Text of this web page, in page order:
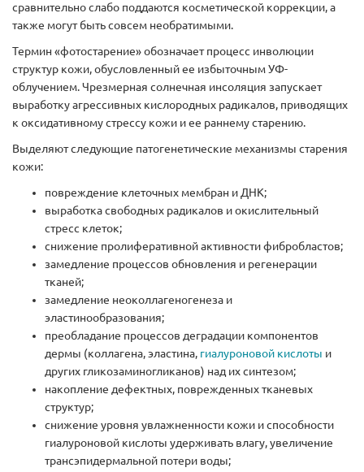
сравнительно слабо поддаются косметической коррекции, а
также могут быть совсем необратимыми.
Термин «фотостарение» обозначает процесс инволюции
структур кожи, обусловленный ее избыточным УФ-
облучением. Чрезмерная солнечная инсоляция запускает
выработку агрессивных кислородных радикалов, приводящих
к оксидативному стрессу кожи и ее раннему старению.
Выделяют следующие патогенетические механизмы старения
кожи:
повреждение клеточных мембран и ДНК;
выработка свободных радикалов и окислительный
стресс клеток;
снижение пролиферативной активности фибробластов;
замедление процессов обновления и регенерации
тканей;
замедление неоколлагеногенеза и
эластинообразования;
преобладание процессов деградации компонентов
дермы (коллагена, эластина, гиалуроновой кислоты и
других гликозаминогликанов) над их синтезом;
накопление дефектных, поврежденных тканевых
структур;
снижение уровня увлажненности кожи и способности
гиалуроновой кислоты удерживать влагу, увеличение
трансэпидермальной потери воды;